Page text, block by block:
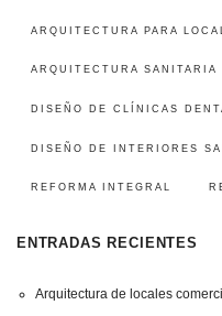
ARQUITECTURA PARA
ARQUITECTURA SANITARIA
DISEÑO DE CLÍNICAS
DISEÑO DE INTERIORES
REFORMA INTEGRAL
ENTRADAS RECIENTES
Arquitectura de locales